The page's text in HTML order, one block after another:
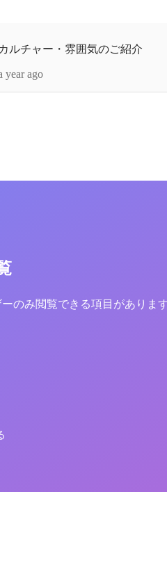
カルチャー・雰囲気のご紹介
year ago
のみ閲覧できる項目がありま